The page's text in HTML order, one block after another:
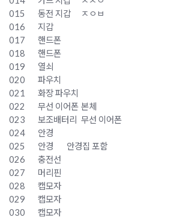
015
동전 지갑
ㅈㅇㅂ
016
지갑
017
핸드폰
018
핸드폰
019
열쇠
020
파우치
021
화장 파우치
022
무선 이어폰 본체
023
보조배터리 무선 이어폰
024
안경
025
안경
안경집 포함
026
충전선
027
머리핀
028
캡모자
029
캡모자
030
캡모자